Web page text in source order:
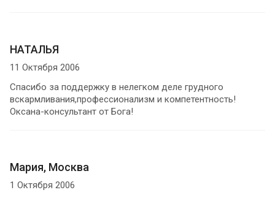
НАТАЛЬЯ
11 Октября 2006
Спасибо за поддержку в нелегком деле грудного
вскармливания,профессионализм и компетентность!
Оксана-консультант от Бога!
Мария, Москва
1 Октября 2006